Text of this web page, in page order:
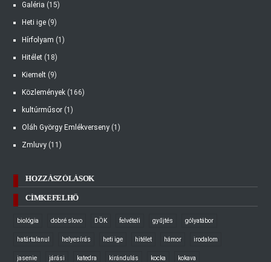
Galéria (15)
Heti ige (9)
Hírfolyam (1)
Hitélet (18)
Kiemelt (9)
Közlemények (166)
kultúrműsor (1)
Oláh György Emlékverseny (1)
Zmluvy (11)
HOZZÁSZÓLÁSOK
CÍMKEFELHŐ
biológia dobré slovo DÖK felvételi gyűjtés gólyatábor
határtalanul helyesírás heti ige hitélet hámor irodalom
jasenie járási katedra kirándulás kocka kokava